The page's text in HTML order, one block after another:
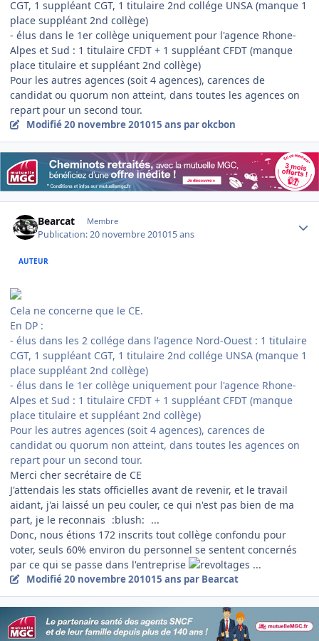
CGT, 1 suppléant CGT, 1 titulaire 2nd collége UNSA (manque 1
place suppléant 2nd collège)
- élus dans le 1er collège uniquement pour l'agence Rhone-
Alpes et Sud : 1 titulaire CFDT + 1 suppléant CFDT (manque
place titulaire et suppléant 2nd collège)
Pour les autres agences (soit 4 agences), carences de
candidat ou quorum non atteint, dans toutes les agences on
repart pour un second tour.
Modifié20 novembre 201015 ans par okcbon
Bearcat Membre
Publication:20 novembre 201015 ans
AUTEUR
Cela ne concerne que le CE.
En DP :
- élus dans les 2 collége dans l'agence Nord-Ouest : 1 titulaire
CGT, 1 suppléant CGT, 1 titulaire 2nd collége UNSA (manque 1
place suppléant 2nd collège)
- élus dans le 1er collège uniquement pour l'agence Rhone-
Alpes et Sud : 1 titulaire CFDT + 1 suppléant CFDT (manque
place titulaire et suppléant 2nd collège)
Pour les autres agences (soit 4 agences), carences de
candidat ou quorum non atteint, dans toutes les agences on
repart pour un second tour.
Merci cher secrétaire de CE
J'attendais les stats officielles avant de revenir, et le travail
aidant, j'ai laissé un peu couler, ce qui n'est pas bien de ma
part, je le reconnais :blush: ...
Donc, nous étions 172 inscrits tout collège confondu pour
voter, seuls 60% environ du personnel se sentent concernés
par ce qui se passe dans l'entreprise
...
Modifié20 novembre 201015 ans par Bearcat